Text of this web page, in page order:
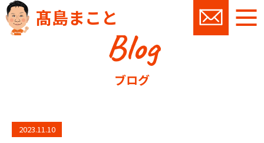
髙島まこと
Blog
ブログ
2023.11.10